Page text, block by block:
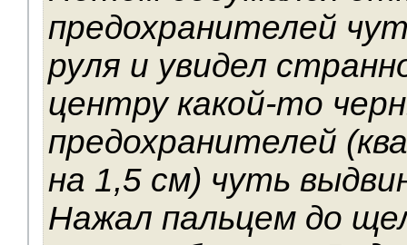
предохранителей
руля и увидел
центру какой-то
предохранителей
на 1,5 см) чуть
Нажал пальцем до